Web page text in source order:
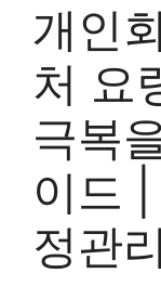
개인
처 요
극복
이드
정관